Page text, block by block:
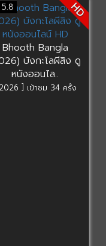
HD
Bhooth Bangla
บังกะโลผีสิง ดู
หนังออนไล..
] เข้าชม 34 ครั้ง